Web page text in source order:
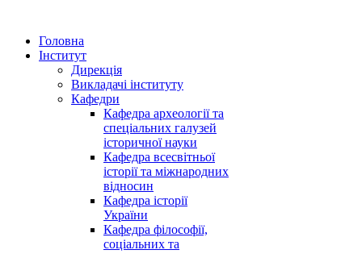
Головна
Інститут
Дирекція
Викладачі інституту
Кафедри
Кафедра археології та
спеціальних галузей
історичної науки
Кафедра всесвітньої
історії та міжнародних
відносин
Кафедра історії
України
Кафедра філософії,
соціальних та